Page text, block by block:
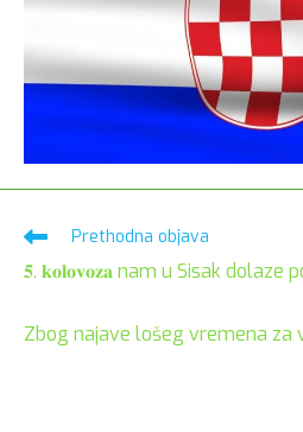
Pročitaj
članaka
Prethodna objava
𝟓. 𝐤𝐨𝐥𝐨𝐯𝐨𝐳𝐚 nam u Sisak dolaze
Zbog najave lošeg vremena za